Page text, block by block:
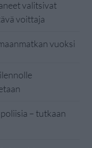
valitsivat
voittaja
vuoksi
– tutkaan